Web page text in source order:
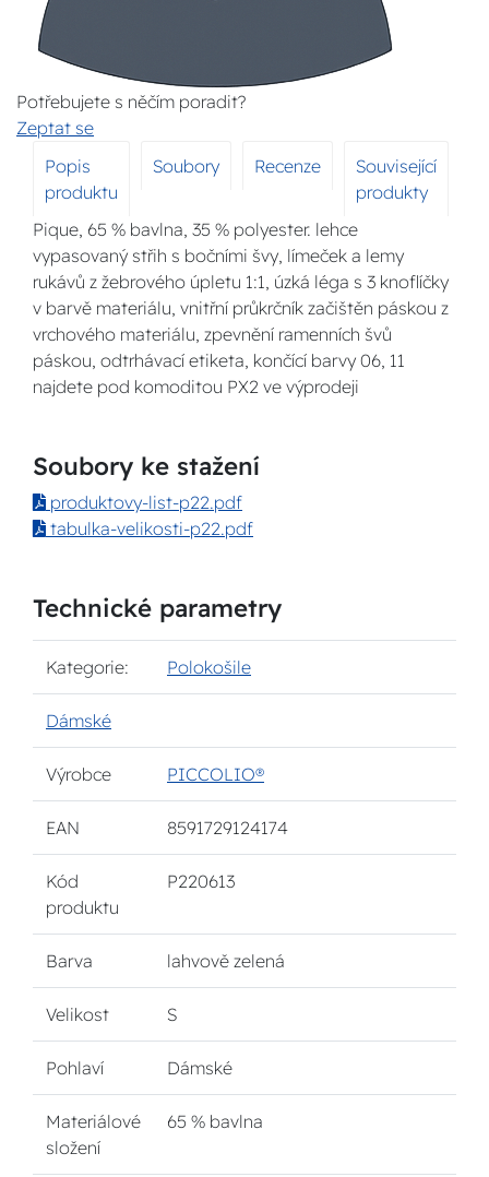
Potřebujete s něčím poradit?
Zeptat se
Popis
produktu
Soubory Recenze
Související
produkty
Pique, 65 % bavlna, 35 % polyester. lehce
vypasovaný střih s bočními švy, límeček a lemy
rukávů z žebrového úpletu 1:1, úzká léga s 3 knoflíčky
v barvě materiálu, vnitřní průkrčník začištěn páskou z
vrchového materiálu, zpevnění ramenních švů
páskou, odtrhávací etiketa, končící barvy 06, 11
najdete pod komoditou PX2 ve výprodeji
Soubory ke stažení
produktovy-list-p22.pdf
tabulka-velikosti-p22.pdf
Technické parametry
Kategorie: Polokošile
Dámské
Výrobce PICCOLIO®
EAN 8591729124174
Kód
produktu
P220613
Barva lahvově zelená
Velikost S
Pohlaví Dámské
Materiálové
složení
65 % bavlna